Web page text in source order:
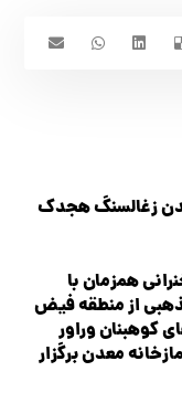
زغالسنگ هجدك
همزمان با
از منطقه فیض
کوهبنان وراور
معدن برگزار